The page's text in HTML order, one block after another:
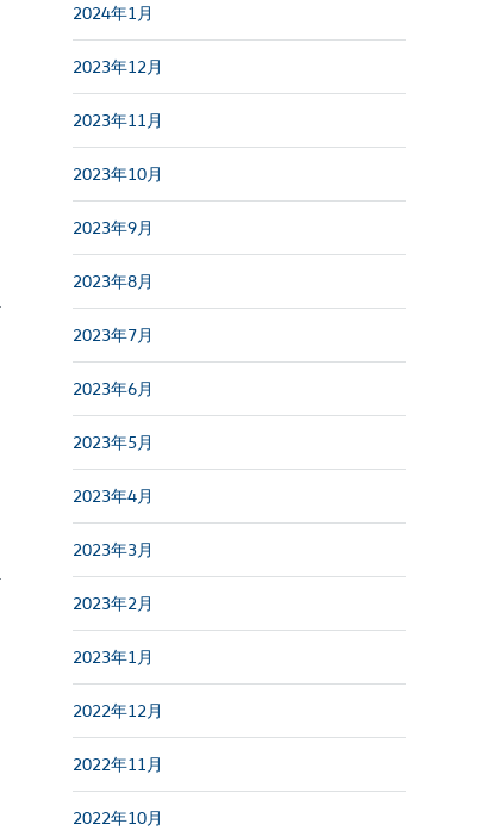
2024年1月
2023年12月
2023年11月
2023年10月
2023年9月
2023年8月
2023年7月
2023年6月
2023年5月
2023年4月
2023年3月
2023年2月
2023年1月
2022年12月
2022年11月
2022年10月